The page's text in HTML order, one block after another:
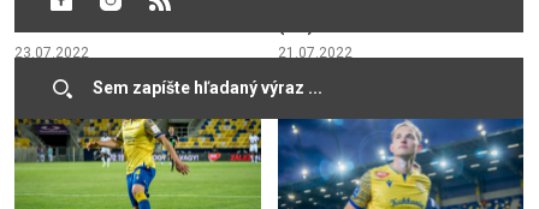
23.07.2022 21.07.2022